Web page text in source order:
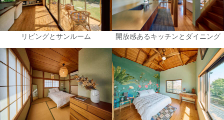
リビングとサンルーム 開放感あるキッチンとダイニング